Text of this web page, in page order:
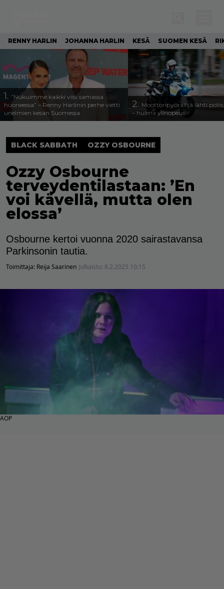
RENNY HARLIN JOHANNA HARLIN KESÄ SUOMEN KESÄ
1. ”Nukuimme kaikki viisi samassa
huoneessa” – Renny Harlinin perhe vietti
unelmien kesän Suomessa
2. Moottoripyöräilijä lähti
– huima ylinopeus
BLACK SABBATH OZZY OSBOURNE
Ozzy Osbourne
terveydentilastaan: ’En
voi kävellä, mutta olen
elossa’
Osbourne kertoi vuonna 2020 sairastavansa
Parkinsonin tautia.
Toimittaja: Reija Saarinen Julkaistu: 8.2.2025 10:15
AOP